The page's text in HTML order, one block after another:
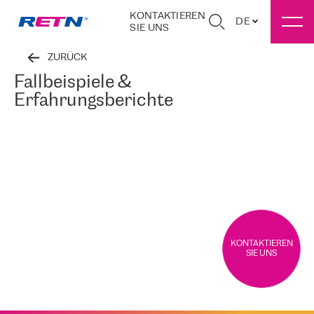
KONTAKTIEREN
SIE UNS
DE
ZURÜCK
Fallbeispiele &
Erfahrungsberichte
KONTAKTIEREN
SIE UNS